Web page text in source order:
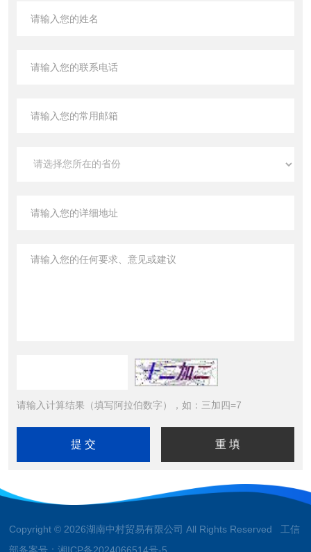
请输入计算结果（填写阿拉伯数字），如：三加四=7
Copyright © 2026湖南中村贸易有限公司 All Rights Reserved 工信